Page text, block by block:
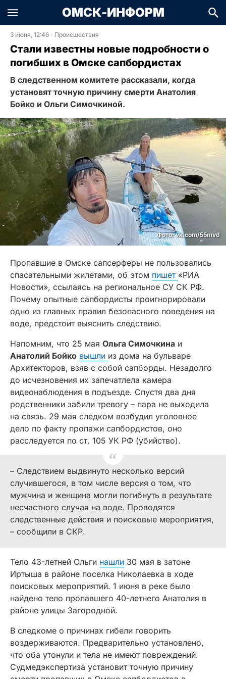
ОМСК-ИНФОРМ
3 июня, 12:46 · Происшествия
Стали известны новые подробности о
погибших в Омске сапбордистах
В следственном комитете рассказали, когда
установят точную причину смерти Анатолия
Бойко и Ольги Симочкиной.
Фото: vk.com/55mvd
Пропавшие в Омске сапсерферы не пользовались
спасательными жилетами, об этом пишет «РИА
Новости», ссылаясь на региональное СУ СК РФ.
Почему опытные сапбордисты проигнорировали
одно из главных правил безопасного поведения на
воде, предстоит выяснить следствию.
Напомним, что 25 мая Ольга Симочкина и
Анатолий Бойко вышли из дома на бульваре
Архитекторов, взяв с собой сапборды. Незадолго
до исчезновения их запечатлела камера
видеонаблюдения в подъезде. Спустя два дня
родственники забили тревогу – пара не выходила
на связь. 29 мая следком возбудил уголовное
дело по факту пропажи сапбордистов, оно
расследуется по ст. 105 УК РФ (убийство).
– Следствием выдвинуто несколько версий
случившегося, в том числе версия о том, что
мужчина и женщина могли погибнуть в результате
несчастного случая на воде. Проводятся
следственные действия и поисковые мероприятия,
– сообщили в СКР.
Тело 43-летней Ольги нашли 30 мая в затоне
Иртыша в районе поселка Николаевка в ходе
поисковых мероприятий. 1 июня в реке было
найдено тело пропавшего 40-летнего Анатолия в
районе улицы Загородной.
В следкоме о причинах гибели говорить
воздерживаются. Предварительно установлено,
что оба утонули и тела не имеют повреждений.
Судмедэкспертиза установит точную причину